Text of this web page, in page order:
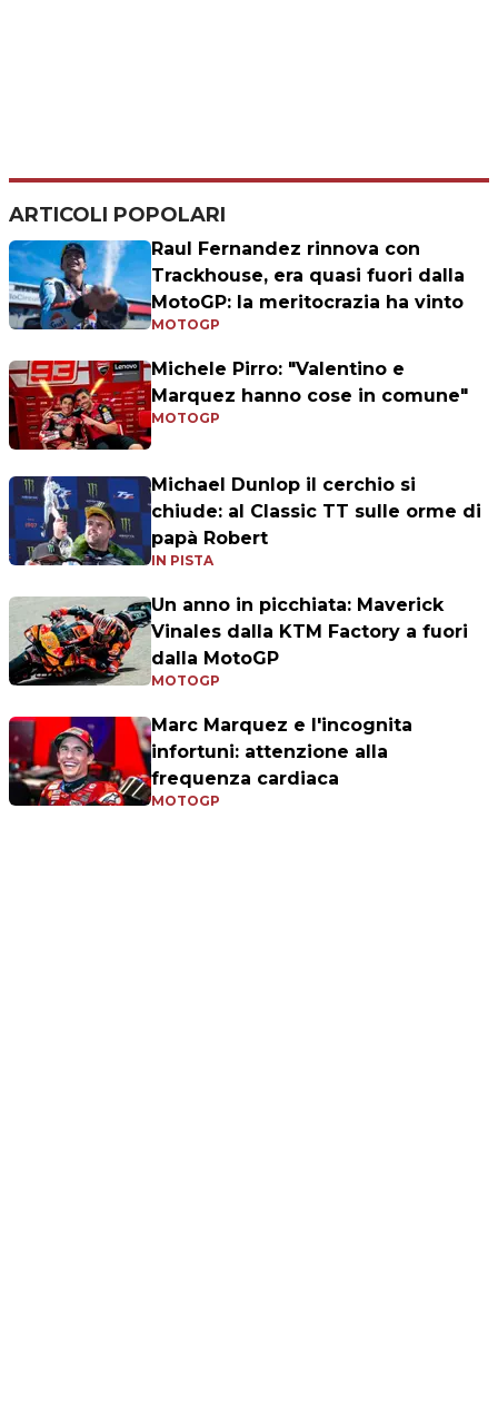
ARTICOLI POPOLARI
Raul Fernandez rinnova con
Trackhouse, era quasi fuori dalla
MotoGP: la meritocrazia ha vinto
MOTOGP
Michele Pirro: "Valentino e
Marquez hanno cose in comune"
MOTOGP
Michael Dunlop il cerchio si
chiude: al Classic TT sulle orme di
papà Robert
IN PISTA
Un anno in picchiata: Maverick
Vinales dalla KTM Factory a fuori
dalla MotoGP
MOTOGP
Marc Marquez e l'incognita
infortuni: attenzione alla
frequenza cardiaca
MOTOGP